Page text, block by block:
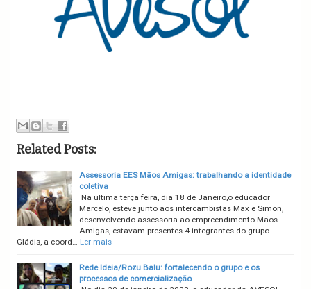
Related Posts:
Assessoria EES Mãos Amigas: trabalhando a identidade
coletiva
Na última terça feira, dia 18 de Janeiro,o educador
Marcelo, esteve junto aos intercambistas Max e Simon,
desenvolvendo assessoria ao empreendimento Mãos
Amigas, estavam presentes 4 integrantes do grupo.
Gládis, a coord… Ler mais
Rede Ideia/Rozu Balu: fortalecendo o grupo e os
processos de comercialização